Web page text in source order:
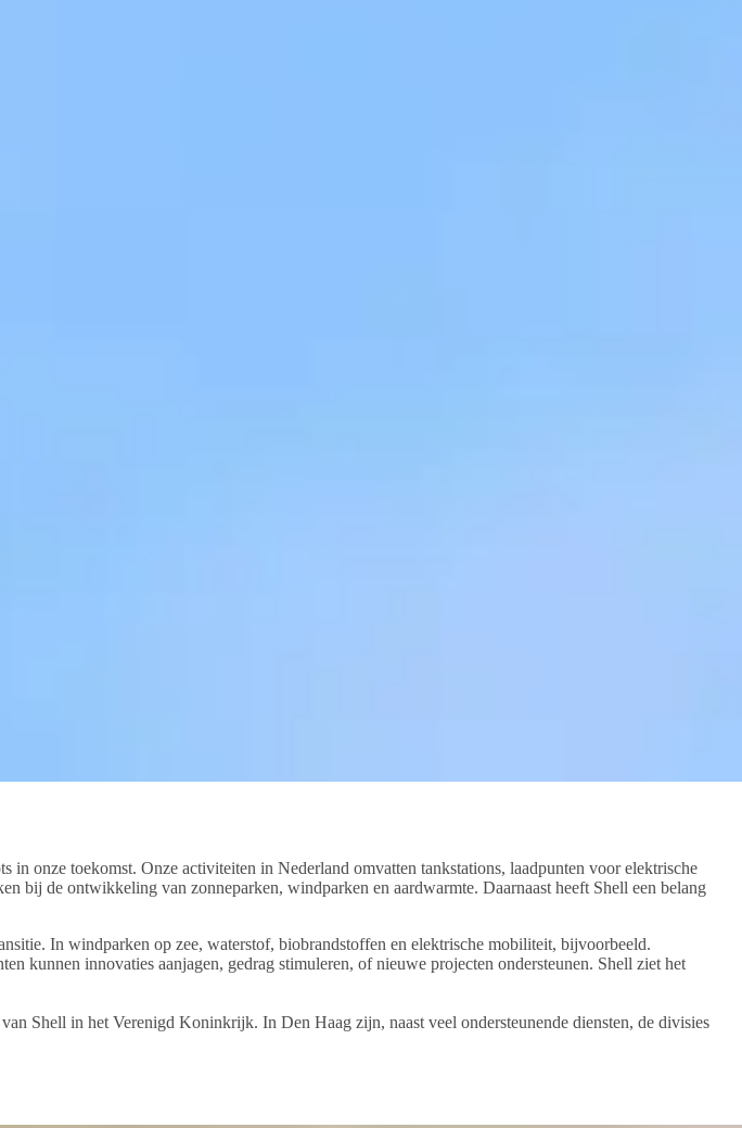
in onze toekomst. Onze activiteiten in Nederland omvatten tankstations, laadpunten voor elektrische
bij de ontwikkeling van zonneparken, windparken en aardwarmte. Daarnaast heeft Shell een belang
In windparken op zee, waterstof, biobrandstoffen en elektrische mobiliteit, bijvoorbeeld.
kunnen innovaties aanjagen, gedrag stimuleren, of nieuwe projecten ondersteunen. Shell ziet het
Shell in het Verenigd Koninkrijk. In Den Haag zijn, naast veel ondersteunende diensten, de divisies